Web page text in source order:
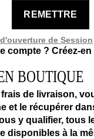
REMETTRE
de Session
compte ? Créez-en
BOUTIQUE
de livraison,
et le récupérer
y qualifier, tous
disponibles à la